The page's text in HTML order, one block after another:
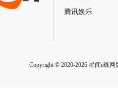
腾讯娱乐
Copyright © 2020-2026 星闻e线